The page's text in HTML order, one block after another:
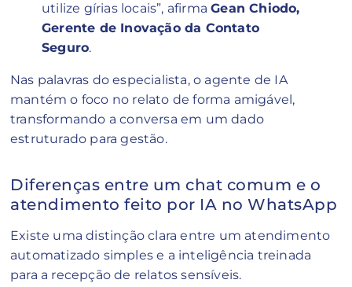
utilize gírias locais”, afirmaGean Chiodo,
Gerente de Inovação da Contato
Seguro.
Nas palavras do especialista, o agente de IA
mantém o foco no relato de forma amigável,
transformando a conversa em um dado
estruturado para gestão.
Diferenças entre um chat comum e o
atendimento feito por IA no WhatsApp
Existe uma distinção clara entre um atendimento
automatizado simples e a inteligência treinada
para a recepção de relatos sensíveis.